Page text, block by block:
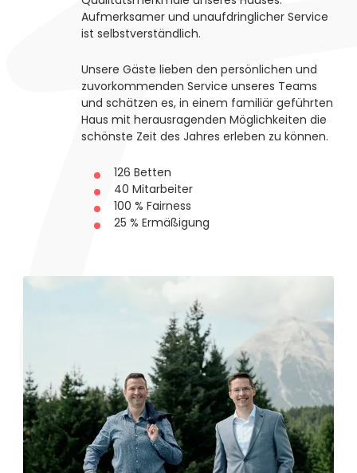
--
Aufmerksamer und unaufdringlicher Service
ist selbstverständlich.
Unsere Gäste lieben den persönlichen und
zuvorkommenden Service unseres Teams
und schätzen es, in einem familiär geführten
Haus mit herausragenden Möglichkeiten die
schönste Zeit des Jahres erleben zu können.
126 Betten
40 Mitarbeiter
100 % Fairness
25 % Ermäßigung